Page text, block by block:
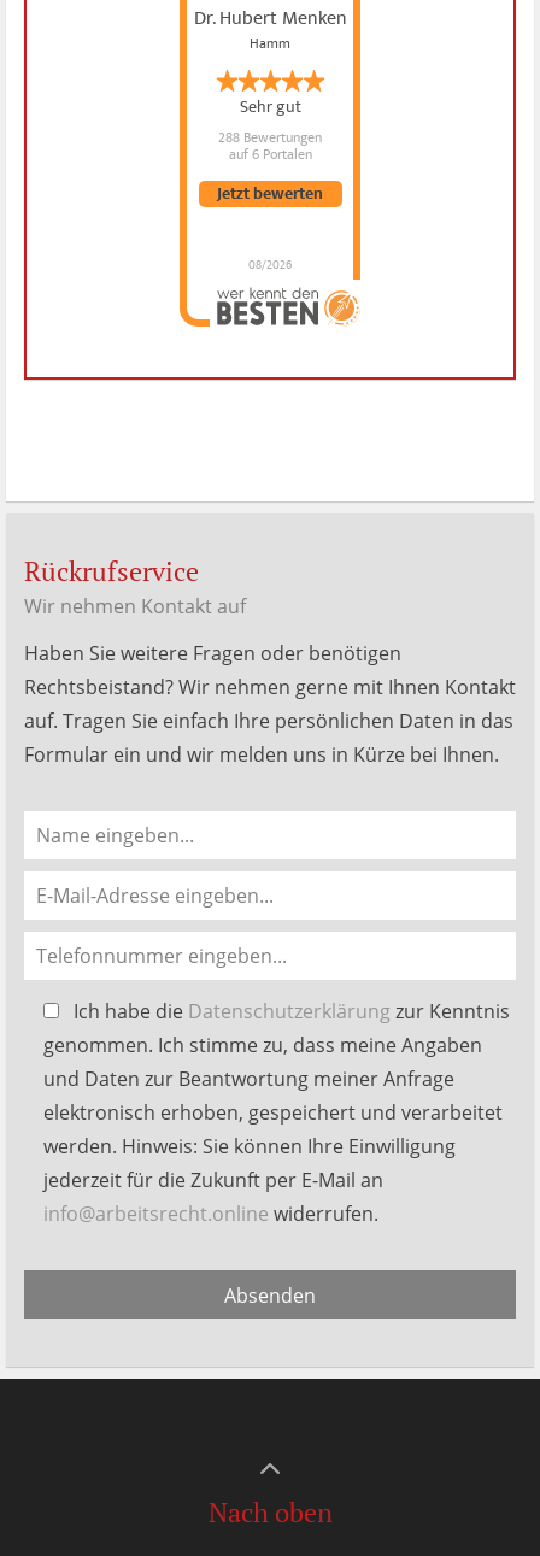
Dr. Hubert Menken
Hamm
Sehr gut
288 Bewertungen
auf 6 Portalen
08/2026
Jetzt bewerten
Dr. Hubert Menken
hat4.88 von5
MenkenBewertungen
Rückrufservice
Wir nehmen Kontakt auf
Haben Sie weitere Fragen oder benötigen
Rechtsbeistand? Wir nehmen gerne mit Ihnen Kontakt
auf. Tragen Sie einfach Ihre persönlichen Daten in das
Formular ein und wir melden uns in Kürze bei Ihnen.
Bitte
lasse
dieses
Feld
leer.
Ich habe die Datenschutzerklärungzur Kenntnis
genommen. Ich stimme zu, dass meine Angaben
und Daten zur Beantwortung meiner Anfrage
elektronisch erhoben, gespeichert und verarbeitet
werden. Hinweis: Sie können Ihre Einwilligung
jederzeit für die Zukunft per E-Mail an
info@arbeitsrecht.online widerrufen.
Absenden
Nach oben